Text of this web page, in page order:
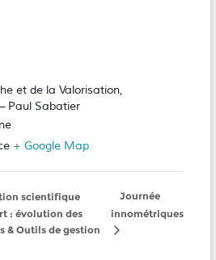
et de la Valorisation,
Paul Sabatier
+ Google Map
scientifique
: évolution des
& Outils de gestion
Journée
innométriques